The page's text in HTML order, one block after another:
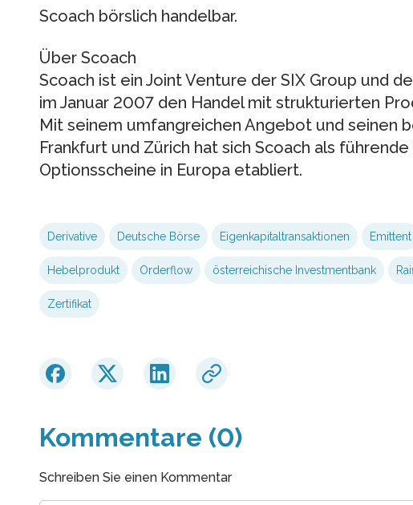
Scoach börslich handelbar.
Über Scoach
Scoach ist ein Joint Venture der SIX Group und
im Januar 2007 den Handel mit strukturierten
Mit seinem umfangreichen Angebot und seinen
Frankfurt und Zürich hat sich Scoach als
Optionsscheine in Europa etabliert.
Derivative Deutsche Börse Eigenkapitaltransaktionen Emittent
Hebelprodukt Orderflow österreichische Investmentbank
Zertifikat
Kommentare (0)
Schreiben Sie einen Kommentar